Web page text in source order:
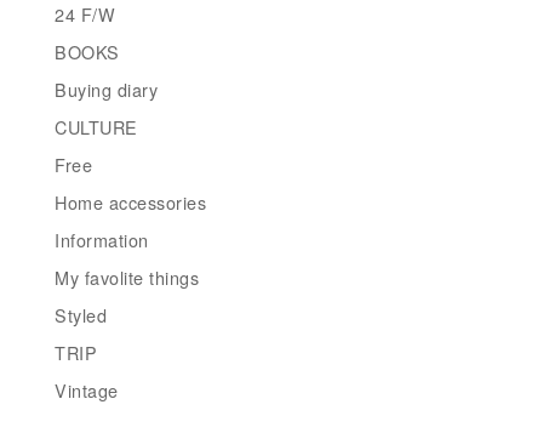
24 F/W
BOOKS
Buying diary
CULTURE
Free
Home accessories
Information
My favolite things
Styled
TRIP
Vintage